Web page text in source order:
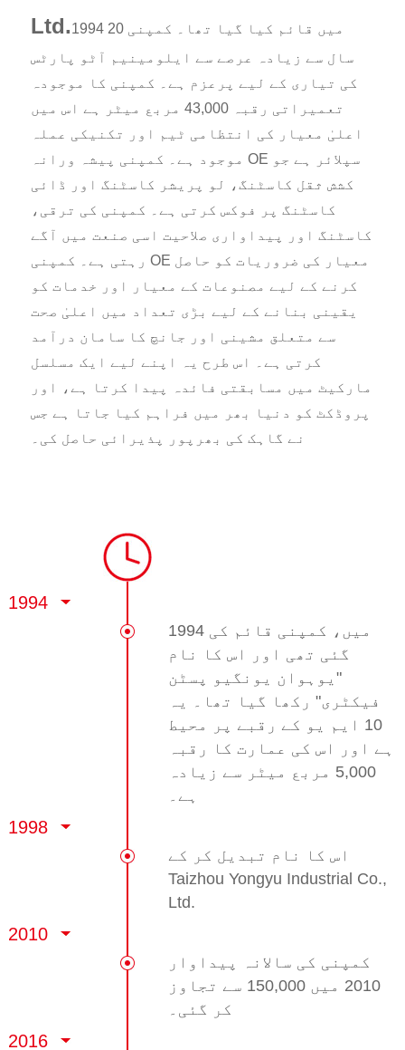
Ltd.1994 میں قائم کیا گیا تھا۔ کمپنی 20
سال سے زیادہ عرصے سے ایلومینیم آٹو پارٹس
کی تیاری کے لیے پرعزم ہے۔ کمپنی کا موجودہ
تعمیراتی رقبہ 43,000 مربع میٹر ہے اس میں
اعلیٰ معیار کی انتظامی ٹیم اور تکنیکی عملہ
موجود ہے۔ کمپنی پیشہ ورانہ OE سپلائر ہے جو
کشش ثقل کاسٹنگ، لو پریشر کاسٹنگ اور ڈائی
کاسٹنگ پر فوکس کرتی ہے۔ کمپنی کی ترقی،
کاسٹنگ اور پیداواری صلاحیت اسی صنعت میں آگے
رہتی ہے۔ کمپنی OE معیار کی ضروریات کو حاصل
کرنے کے لیے مصنوعات کے معیار اور خدمات کو
یقینی بنانے کے لیے بڑی تعداد میں اعلیٰ صحت
سے متعلق مشینی اور جانچ کا سامان درآمد
کرتی ہے۔ اس طرح یہ اپنے لیے ایک مسلسل
مارکیٹ میں مسابقتی فائدہ پیدا کرتا ہے، اور
پروڈکٹ کو دنیا بھر میں فراہم کیا جاتا ہے جس
نے گاہک کی بھرپور پذیرائی حاصل کی۔
1994
1994 میں، کمپنی قائم کی
گئی تھی اور اس کا نام
"یوہوان یونگیو پسٹن
فیکٹری" رکھا گیا تھا۔ یہ
10 ایم یو کے رقبے پر محیط
ہے اور اس کی عمارت کا رقبہ
5,000 مربع میٹر سے زیادہ
ہے۔
1998
اس کا نام تبدیل کر کے
Taizhou Yongyu Industrial Co.,
Ltd.
2010
کمپنی کی سالانہ پیداوار
2010 میں 150,000 سے تجاوز
کر گئی۔
2016